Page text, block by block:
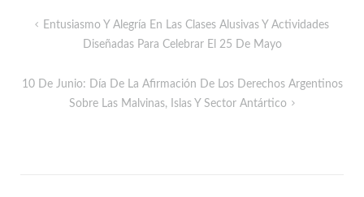
Entusiasmo Y Alegría En Las Clases Alusivas Y Actividades
Diseñadas Para Celebrar El 25 De Mayo
10 De Junio: Día De La Afirmación De Los Derechos Argentinos
Sobre Las Malvinas, Islas Y Sector Antártico